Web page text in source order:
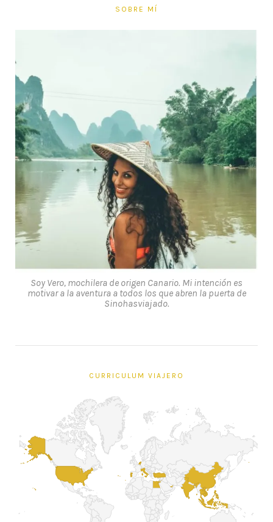
SOBRE MÍ
Soy Vero, mochilera de origen Canario. Mi intención es
motivar a la aventura a todos los que abren la puerta de
Sinohasviajado.
CURRICULUM VIAJERO